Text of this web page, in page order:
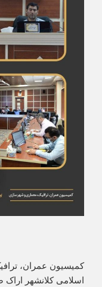
کمیسیون عمران،
اسلامی کلانشهر